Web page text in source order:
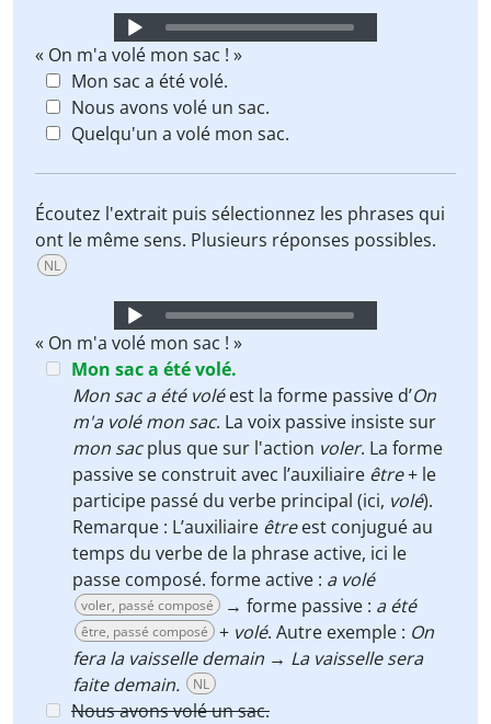
Audio
Player
« On m'a volé mon sac ! »
Mon sac a été volé.
Nous avons volé un sac.
Quelqu'un a volé mon sac.
Écoutez l'extrait puis sélectionnez les phrases qui
ont le même sens. Plusieurs réponses possibles.
NL
Audio
Player
« On m'a volé mon sac ! »
Mon sac a été volé.
Mon sac a été voléest la forme passive d’On
m'a volé mon sac. La voix passive insiste sur
mon sacplus que sur l'action voler. La forme
passive se construit avec l’auxiliaire être+ le
participe passé du verbe principal (ici, volé).
Remarque : L’auxiliaire êtreest conjugué au
temps du verbe de la phrase active, ici le
passe composé. forme active : a volé
voler, passé composé → forme passive : a été
être, passé composé + volé. Autre exemple : On
fera la vaisselle demain → La vaisselle sera
faite demain.
NL
Nous avons volé un sac.